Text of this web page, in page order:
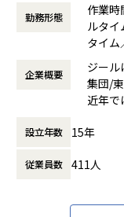
エンドユーザーとの
験に基づくスキルア
●エンドユーザー様
定義など上流工程に
■募集背景
るための増員です。
勤務形態
作業
ルタ
タイム
労働
働き
時間外
休憩時
企業概要
ジール
集団/
近年で
する立
顧客の
設立年数 15年
従業員数 411人